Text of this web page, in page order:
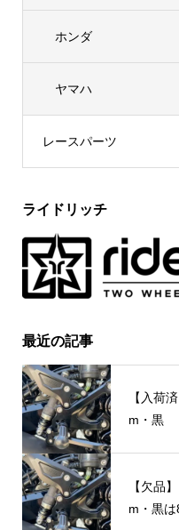
ホンダ
ヤマハ
レースパーツ
ライドリッチ
最近の記事
【入荷
m・黒
【欠品
m・黒は